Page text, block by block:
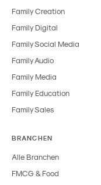
Family Creation
Family Digital
Family Social Media
Family Audio
Family Media
Family Education
Family Sales
BRANCHEN
Alle Branchen
FMCG & Food